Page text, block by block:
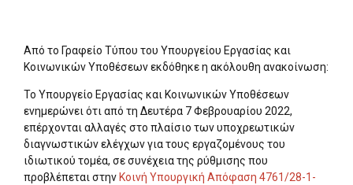
Από το Γραφείο Τύπου του Υπουργείου Εργασίας και
Κοινωνικών Υποθέσεων εκδόθηκε η ακόλουθη ανακοίνωση:
Το Υπουργείο Εργασίας και Κοινωνικών Υποθέσεων
ενημερώνει ότι από τη Δευτέρα 7 Φεβρουαρίου 2022,
επέρχονται αλλαγές στο πλαίσιο των υποχρεωτικών
διαγνωστικών ελέγχων για τους εργαζομένους του
ιδιωτικού τομέα, σε συνέχεια της ρύθμισης που
προβλέπεται στην Κοινή Υπουργική Απόφαση 4761/28-1-